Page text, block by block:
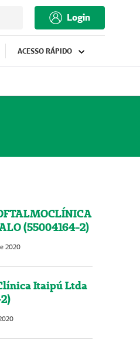
Login
ACESSO RÁPIDO
(55004164-2)
2020
Itaipú Ltda